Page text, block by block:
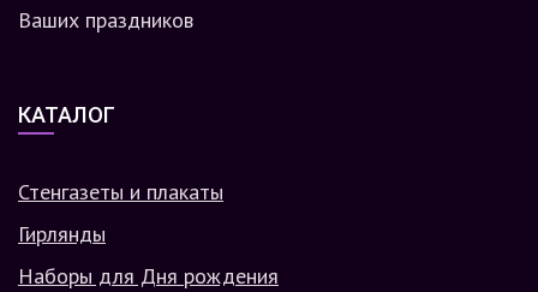
Ваших праздников
КАТАЛОГ
Стенгазеты и плакаты
Гирлянды
Наборы для Дня рождения